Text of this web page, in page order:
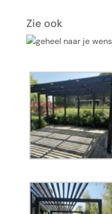
Zie ook